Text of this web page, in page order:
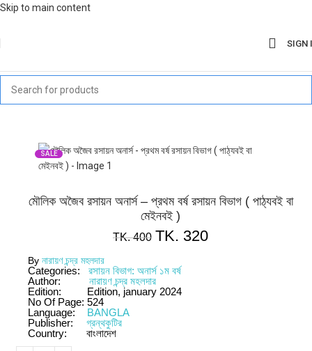
Skip to main content
SIGN
SALE
মৌলিক অজৈব রসায়ন অনার্স – প্রথম বর্ষ রসায়ন বিভাগ ( পাঠ্যবই বা
মেইনবই )
TK.400 TK. 320
By নারায়ণ চন্দ্র মহলদার
Categories:
রসায়ন বিভাগ: অনার্স ১ম বর্ষ
Author:
নারায়ণ চন্দ্র মহলদার
Edition:
Edition, january 2024
No Of Page: 524
Language:
BANGLA
Publisher:
গ্রন্থকুটির
Country:
বাংলাদেশ